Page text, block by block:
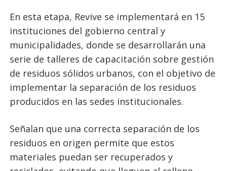
En esta etapa, Revive se implementará en 15
instituciones del gobierno central y
municipalidades, donde se desarrollarán una
serie de talleres de capacitación sobre gestión
de residuos sólidos urbanos, con el objetivo de
implementar la separación de los residuos
producidos en las sedes institucionales.
Señalan que una correcta separación de los
residuos en origen permite que estos
materiales puedan ser recuperados y